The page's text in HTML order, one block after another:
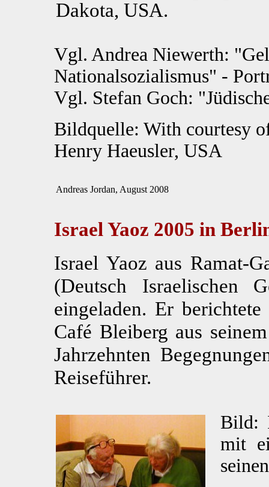
Dakota, USA.
Vgl. Andrea Niewerth:
Nationalsozialismus" -
Vgl. Stefan Goch:
Bildquelle: With courtesy
Henry Haeusler, USA
Andreas Jordan, August 2008
Israel Yaoz 2005 in
Israel Yaoz aus Ramat-
(Deutsch Israelischen
eingeladen. Er
Café Bleiberg aus
Jahrzehnten
Reiseführer.
Bild:
mit